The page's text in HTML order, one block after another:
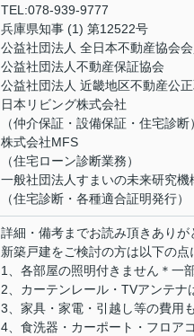
TEL:078-939-9777
兵庫県知事 (1) 第12522号
公益社団法人 全日本不動産協会会
公益社団法人不動産保証協会
公益社団法人 近畿地区不動産公
日本リビング株式会社
（仲介保証・設備保証・住宅診断）
株式会社MFS
（住宅ローン診断業務）
一般社団法人すまいの未来研究機
（住宅診断・各種適合証明発行）
詳細・備考までお読み頂きありが
新築戸建をご検討の方は以下の点
1、各部屋の照明付きません＊一
2、カーテンレール・TVアンテナ
3、家具・家電・引越し等の費用
4、食洗器・カーポート・フロア